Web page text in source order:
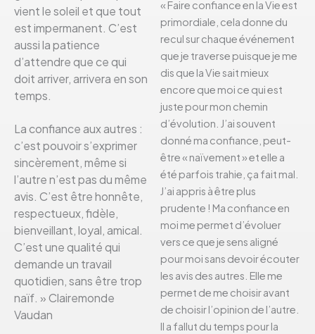
vient le soleil et que tout
est impermanent. C’est
aussi la patience
d’attendre que ce qui
doit arriver, arrivera en son
temps.
La confiance aux autres :
c’est pouvoir s’exprimer
sincèrement, même si
l’autre n’est pas du même
avis. C’est être honnête,
respectueux, fidèle,
bienveillant, loyal, amical.
C’est une qualité qui
demande un travail
quotidien, sans être trop
naïf. » Clairemonde
Vaudan
« Faire confiance en la Vie est
primordiale, cela donne du
recul sur chaque événement
que je traverse puisque je me
dis que la Vie sait mieux
encore que moi ce qui est
juste pour mon chemin
d’évolution. J’ai souvent
donné ma confiance, peut-
être « naïvement » et elle a
été parfois trahie, ça fait mal.
J’ai appris à être plus
prudente ! Ma confiance en
moi me permet d’évoluer
vers ce que je sens aligné
pour moi sans devoir écouter
les avis des autres. Elle me
permet de me choisir avant
de choisir l’opinion de l’autre.
Il a fallut du temps pour la